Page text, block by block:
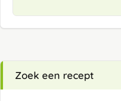
Zoek een recept